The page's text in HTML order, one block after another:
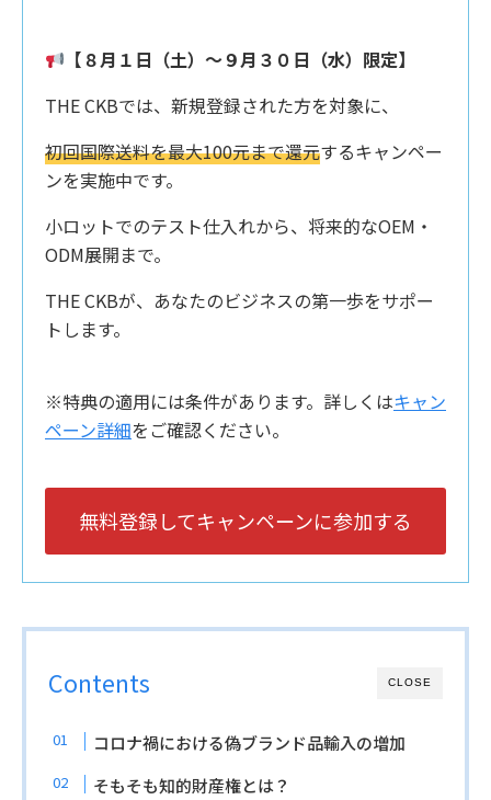
【８月１日（土）〜９月３０日（水）限定】
THE CKBでは、新規登録された方を対象に、
初回国際送料を最大100元まで還元するキャンペー
ンを実施中です。
小ロットでのテスト仕入れから、将来的なOEM・
ODM展開まで。
THE CKBが、あなたのビジネスの第一歩をサポー
トします。
※特典の適用には条件があります。詳しくはキャン
ペーン詳細をご確認ください。
無料登録してキャンペーンに参加する
CLOSE
Contents
コロナ禍における偽ブランド品輸入の増加
そもそも知的財産権とは？